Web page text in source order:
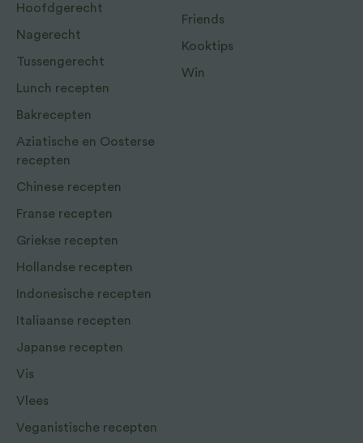
Hoofdgerecht
Nagerecht
Tussengerecht
Lunch recepten
Bakrecepten
Aziatische en Oosterse
recepten
Chinese recepten
Franse recepten
Griekse recepten
Hollandse recepten
Indonesische recepten
Italiaanse recepten
Japanse recepten
Vis
Vlees
Veganistische recepten
Friends
Kooktips
Win